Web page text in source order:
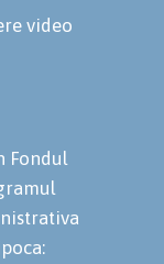
video
Fondul